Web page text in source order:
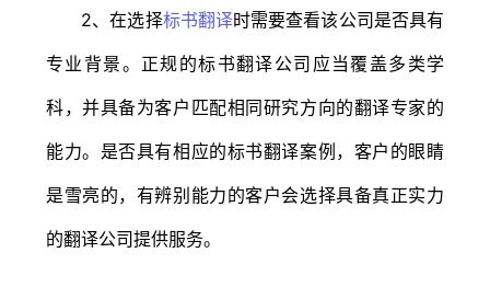
2、在选择标书翻译时需要查看该公司是否具有
专业背景。正规的标书翻译公司应当覆盖多类学
科，并具备为客户匹配相同研究方向的翻译专家的
能力。是否具有相应的标书翻译案例，客户的眼睛
是雪亮的，有辨别能力的客户会选择具备真正实力
的翻译公司提供服务。